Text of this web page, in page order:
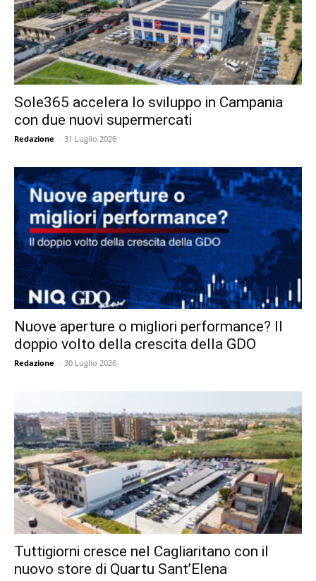
Sole365 accelera lo sviluppo in Campania
con due nuovi supermercati
Redazione - 31 Luglio 2026
Nuove aperture o migliori performance? Il
doppio volto della crescita della GDO
Redazione - 30 Luglio 2026
Tuttigiorni cresce nel Cagliaritano con il
nuovo store di Quartu Sant’Elena